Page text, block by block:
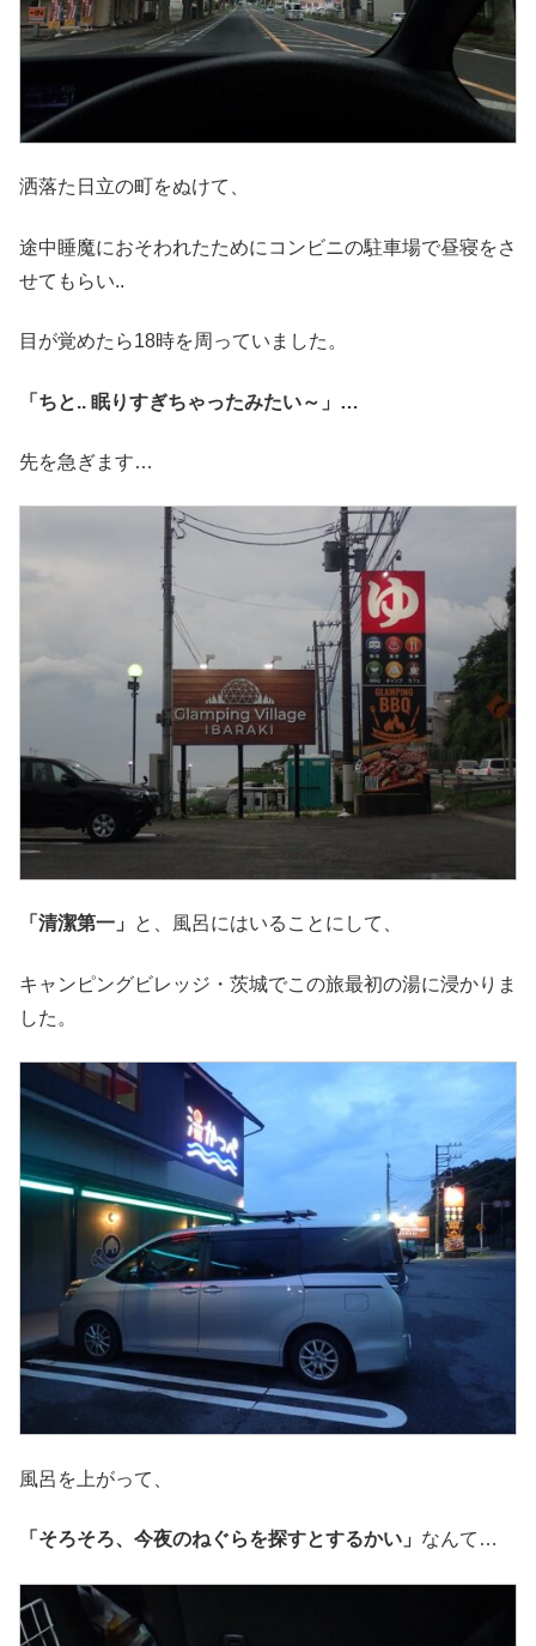
洒落た日立の町をぬけて、
途中睡魔におそわれたためにコンビニの駐車場で昼寝をさ
せてもらい..
目が覚めたら18時を周っていました。
「ちと.. 眠りすぎちゃったみたい～」…
先を急ぎます…
「清潔第一」 と、風呂にはいることにして、
キャンピングビレッジ・茨城でこの旅最初の湯に浸かりま
した。
風呂を上がって、
「そろそろ、今夜のねぐらを探すとするかい」 なんて…